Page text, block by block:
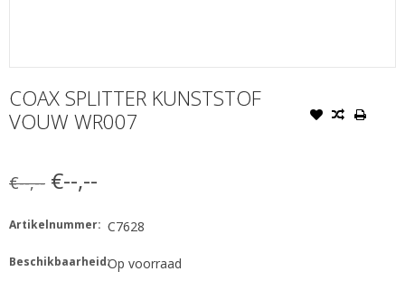
COAX SPLITTER KUNSTSTOF
VOUW WR007
€--,-- €--,--
Artikelnummer: C7628
Beschikbaarheid:Op voorraad